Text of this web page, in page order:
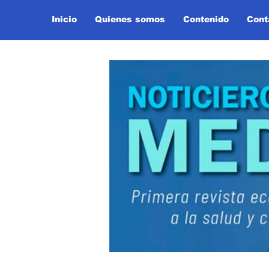
Inicio Quienes somos Contenido